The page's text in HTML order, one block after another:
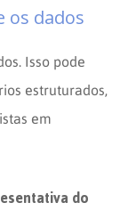
os dados
Isso pode
estruturados,
em
do